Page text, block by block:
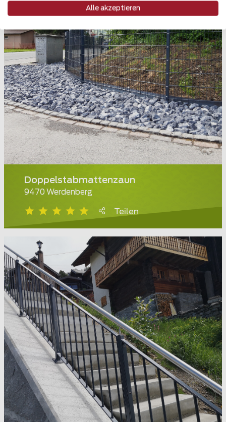
Doppelstabmattenzaun
9470 Werdenberg
Teilen
Alle akzeptieren